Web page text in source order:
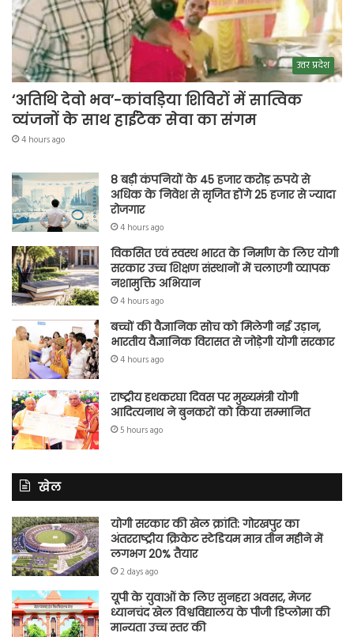
उत्तर प्रदेश
‘अतिथि देवो भव’-कांवड़िया शिविरों में सात्विक
व्यंजनों के साथ हाईटेक सेवा का संगम
4 hours ago
8 बड़ी कंपनियों के 45 हजार करोड़ रुपये से
अधिक के निवेश से सृजित होंगे 25 हजार से ज्यादा
रोजगार
4 hours ago
विकसित एवं स्वस्थ भारत के निर्माण के लिए योगी
सरकार उच्च शिक्षण संस्थानों में चलाएगी व्यापक
नशामुक्ति अभियान
4 hours ago
बच्चों की वैज्ञानिक सोच को मिलेगी नई उड़ान,
भारतीय वैज्ञानिक विरासत से जोड़ेगी योगी सरकार
4 hours ago
राष्ट्रीय हथकरघा दिवस पर मुख्यमंत्री योगी
आदित्यनाथ ने बुनकरों को किया सम्मानित
5 hours ago
खेल
योगी सरकार की खेल क्रांति: गोरखपुर का
अंतरराष्ट्रीय क्रिकेट स्टेडियम मात्र तीन महीने में
लगभग 20% तैयार
2 days ago
यूपी के युवाओं के लिए सुनहरा अवसर, मेजर
ध्यानचंद खेल विश्वविद्यालय के पीजी डिप्लोमा की
मान्यता उच्च स्तर की